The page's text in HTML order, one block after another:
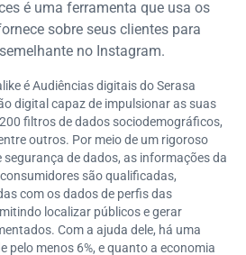
é uma ferramenta que usa os
sobre seus clientes para
no Instagram.
é Audiências digitais do Serasa
digital capaz de impulsionar as suas
filtros de dados sociodemográficos,
outros. Por meio de um rigoroso
de dados, as informações da
são qualificadas,
com os dados de perfis​ das
localizar públicos e gerar
Com a ajuda dele, há uma
pelo menos 6%, e quanto a economia